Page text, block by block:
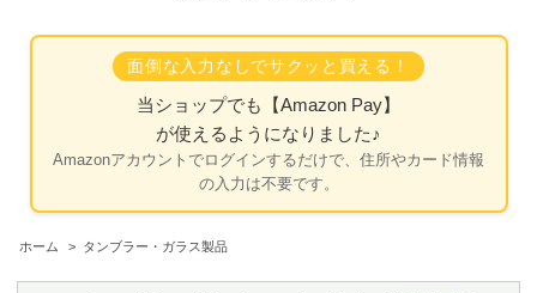
面倒な入力なしでサクッと買える！
当ショップでも
【Amazon Pay】
が使えるようになりました♪
Amazonアカウントでログインするだけで、住所やカード情報
の入力は不要です。
ホーム > タンブラー・ガラス製品